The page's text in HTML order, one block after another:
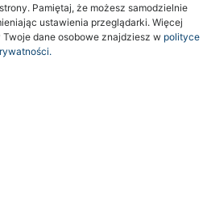
Pamiętaj, że możesz samodzielnie
ustawienia przeglądarki. Więcej
dane osobowe znajdziesz w polityce